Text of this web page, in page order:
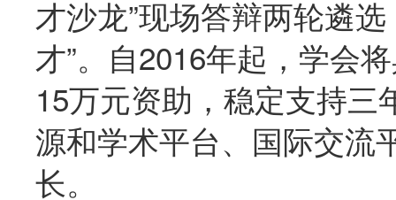
才沙龙”现场答辩两轮遴
才”。自2016年起，学会
15万元资助，稳定支持三
源和学术平台、国际交流
长。